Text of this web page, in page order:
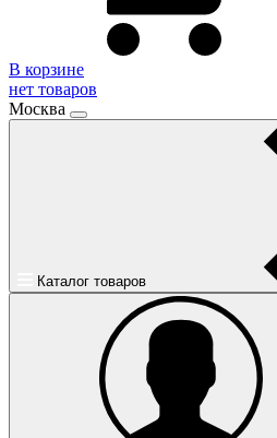
В корзине
нет товаров
Москва
Каталог товаров